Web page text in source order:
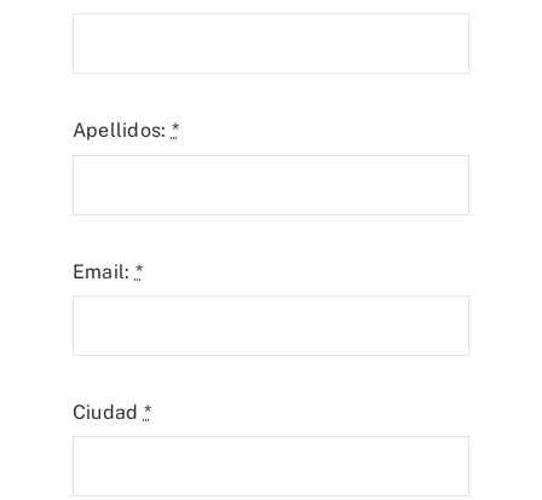
Apellidos: *
Email: *
Ciudad *